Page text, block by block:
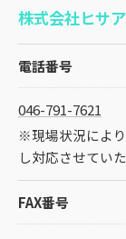
株式会社ヒサ
電話番号
046-791-7621
※現場状況によ
し対応させてい
FAX番号